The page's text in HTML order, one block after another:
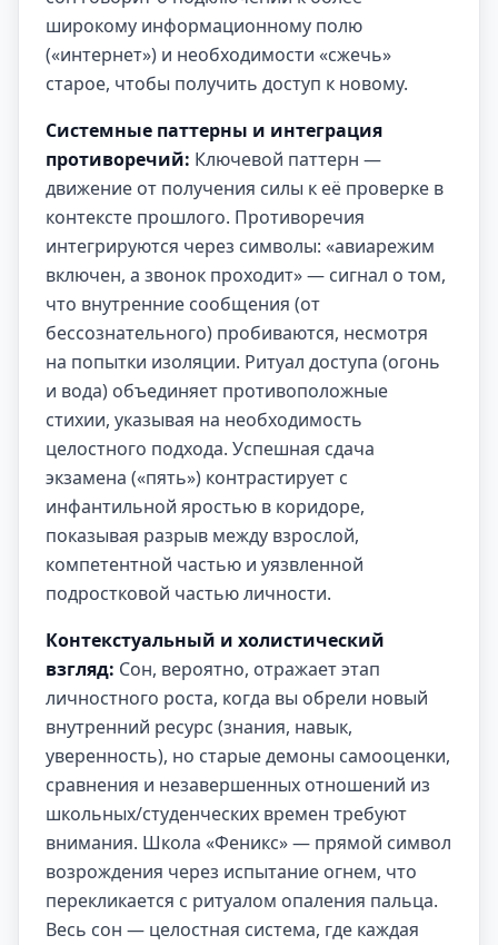
широкому информационному полю
(«интернет») и необходимости «сжечь»
старое, чтобы получить доступ к новому.
Системные паттерны и интеграция
противоречий: Ключевой паттерн —
движение от получения силы к её проверке в
контексте прошлого. Противоречия
интегрируются через символы: «авиарежим
включен, а звонок проходит» — сигнал о том,
что внутренние сообщения (от
бессознательного) пробиваются, несмотря
на попытки изоляции. Ритуал доступа (огонь
и вода) объединяет противоположные
стихии, указывая на необходимость
целостного подхода. Успешная сдача
экзамена («пять») контрастирует с
инфантильной яростью в коридоре,
показывая разрыв между взрослой,
компетентной частью и уязвленной
подростковой частью личности.
Контекстуальный и холистический
взгляд: Сон, вероятно, отражает этап
личностного роста, когда вы обрели новый
внутренний ресурс (знания, навык,
уверенность), но старые демоны самооценки,
сравнения и незавершенных отношений из
школьных/студенческих времен требуют
внимания. Школа «Феникс» — прямой символ
возрождения через испытание огнем, что
перекликается с ритуалом опаления пальца.
Весь сон — целостная система, где каждая